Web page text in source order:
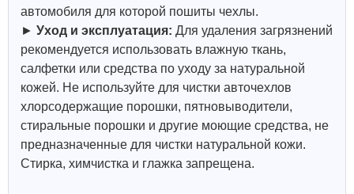
автомобиля для которой пошиты чехлы.
► Уход и эксплуатация: Для удаления загрязнений
рекомендуется использовать влажную ткань,
салфетки или средства по уходу за натуральной
кожей. Не используйте для чистки авточехлов
хлорсодержащие порошки, пятновыводители,
стиральные порошки и другие моющие средства, не
предназначенные для чистки натуральной кожи.
Стирка, химчистка и глажка запрещена.